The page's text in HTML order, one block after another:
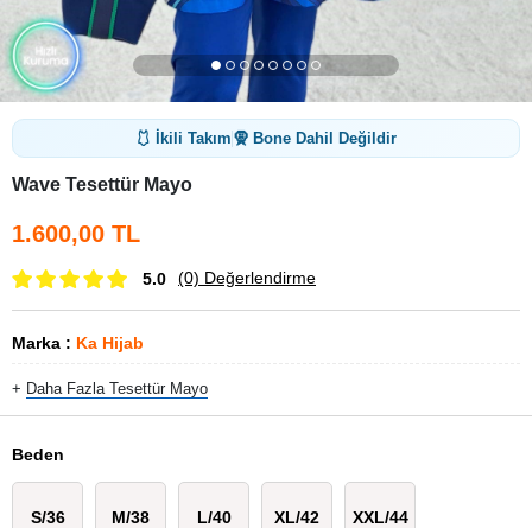
🩱 İkili Takım 🧕 Bone Dahil Değildir
Wave Tesettür Mayo
1.600,00 TL
5.0 (0) Değerlendirme
Marka : Ka Hijab
+ Daha Fazla Tesettür Mayo
Beden
S/36 M/38 L/40 XL/42 XXL/44